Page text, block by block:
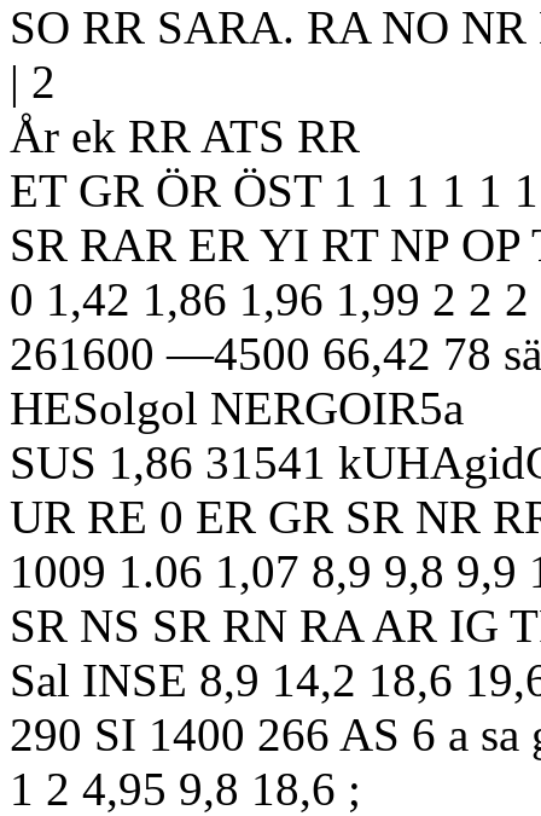
SO RR SARA. RA NO
| 2
År ek RR ATS RR
ET GR ÖR ÖST 1 1 1 1 1 1
SR RAR ER YI RT NP OP
0 1,42 1,86 1,96 1,99 2 2 2
261600 —4500 66,42 78
HESolgol NERGOIR5a
SUS 1,86 31541
UR RE 0 ER GR SR NR
1009 1.06 1,07 8,9 9,8 9,9
SR NS SR RN RA AR IG
Sal INSE 8,9 14,2 18,6
290 SI 1400 266 AS 6 a sa
1 2 4,95 9,8 18,6 ;